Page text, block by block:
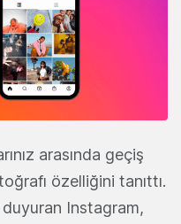
arasında geçiş
özelliğini tanıttı.
Instagram,